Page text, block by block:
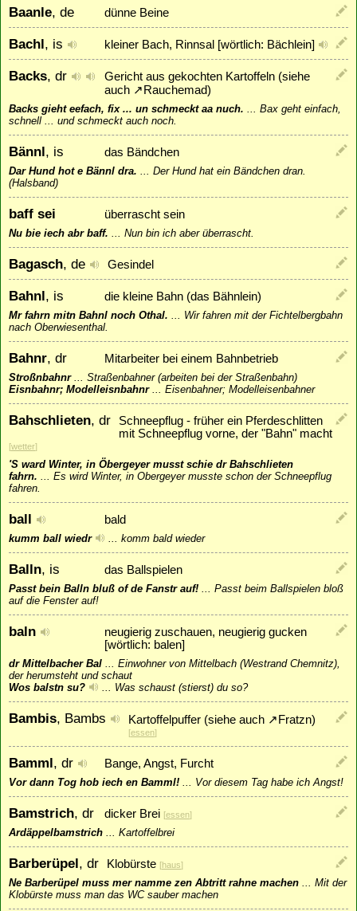
Baanle, de dünne Beine
Bachl, is kleiner Bach, Rinnsal [wörtlich: Bächlein]
Backs, dr
Gericht aus gekochten Kartoffeln (siehe
auch ↗ Rauchemad)
Backs gieht eefach, fix ... un schmeckt aa nuch. ... Bax geht einfach,
schnell ... und schmeckt auch noch.
Bännl, is das Bändchen
Dar Hund hot e Bännl dra. ... Der Hund hat ein Bändchen dran.
(Halsband)
baff sei überrascht sein
Nu bie iech abr baff. ... Nun bin ich aber überrascht.
Bagasch, de Gesindel
Bahnl, is die kleine Bahn (das Bähnlein)
Mr fahrn mitn Bahnl noch Othal. ... Wir fahren mit der Fichtelbergbahn
nach Oberwiesenthal.
Bahnr, dr Mitarbeiter bei einem Bahnbetrieb
Stroßnbahnr... Straßenbahner (arbeiten bei der Straßenbahn)
Eisnbahnr; Modelleisnbahnr... Eisenbahner; Modelleisenbahner
Bahschlieten, dr
Schneepflug - früher ein Pferdeschlitten
mit Schneepflug vorne, der "Bahn" macht
[wetter]
'S ward Winter, in Öbergeyer musst schie dr Bahschlieten
fahrn. ... Es wird Winter, in Obergeyer musste schon der Schneepflug
fahren.
ball bald
kumm ball wiedr ... komm bald wieder
Balln, is das Ballspielen
Passt bein Balln bluß of de Fanstr auf! ... Passt beim Ballspielen bloß
auf die Fenster auf!
baln
neugierig zuschauen, neugierig gucken
[wörtlich: balen]
dr Mittelbacher Bal ... Einwohner von Mittelbach (Westrand Chemnitz),
der herumsteht und schaut
Wos balstn su?
... Was schaust (stierst) du so?
Bambis, Bambs Kartoffelpuffer (siehe auch ↗ Fratzn)
[essen]
Bamml, dr Bange, Angst, Furcht
Vor dann Tog hob iech en Bamml! ... Vor diesem Tag habe ich Angst!
Bamstrich, dr dicker Brei [essen]
Ardäppelbamstrich ... Kartoffelbrei
Barberüpel, dr Klobürste [haus]
Ne Barberüpel muss mer namme zen Abtritt rahne machen ... Mit der
Klobürste muss man das WC sauber machen